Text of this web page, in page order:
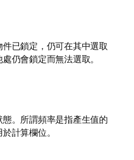
已鎖定，仍可在其中選取
仍會鎖定而無法選取。
。所謂頻率是指產生值的
計算欄位。